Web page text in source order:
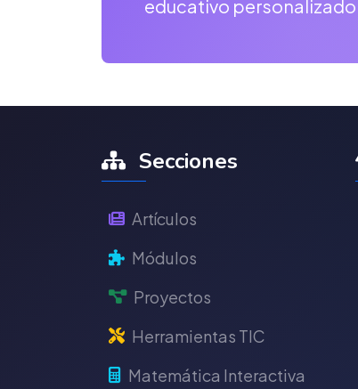
educativo personalizado
Secciones
Artículos
Módulos
Proyectos
Herramientas TIC
Matemática Interactiva